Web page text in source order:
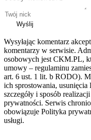
Wyślij
Wysyłając komentarz
komentarzy w serwisie.
osobowych jest CKM.PL,
umowy – regulaminu
art. 6 ust. 1 lit. b RODO).
ich sprostowania,
szczegóły i sposób
prywatności. Serwis
obowiązuje Polityka
usługi.